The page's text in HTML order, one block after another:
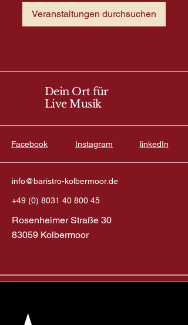
Veranstaltungen durchsuchen
Dein Ort für
Live Musik
Facebook Instagram linkedIn
info@baristro-kolbermoor.de
+49 (0) 8031 40 800 45
Rosenheimer Straße 30
83059 Kolbermoor